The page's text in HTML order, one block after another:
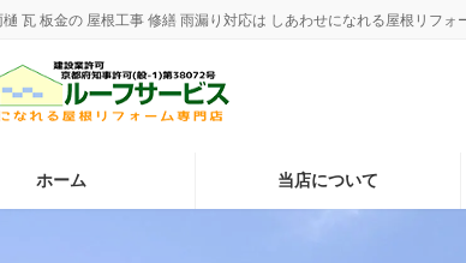
樋 瓦 板金の 屋根工事 修繕 雨漏り対応は しあわせになれる屋根リフォ
ホーム 当店について